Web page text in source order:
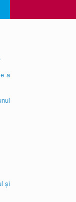
a
și